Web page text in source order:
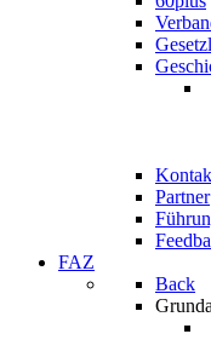
Partner
FAZ
Back